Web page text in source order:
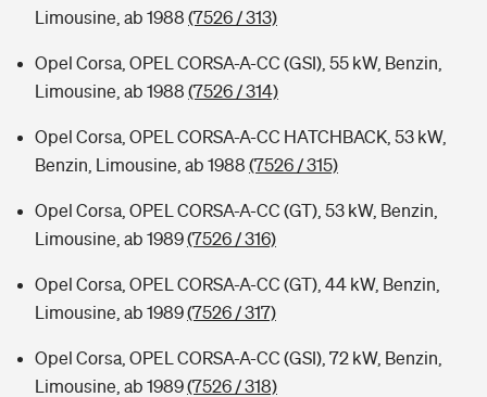
Limousine, ab 1988 (7526 / 313)
Opel Corsa, OPEL CORSA-A-CC (GSI), 55 kW, Benzin,
Limousine, ab 1988 (7526 / 314)
Opel Corsa, OPEL CORSA-A-CC HATCHBACK, 53 kW,
Benzin, Limousine, ab 1988 (7526 / 315)
Opel Corsa, OPEL CORSA-A-CC (GT), 53 kW, Benzin,
Limousine, ab 1989(7526 / 316)
Opel Corsa, OPEL CORSA-A-CC (GT), 44 kW, Benzin,
Limousine, ab 1989(7526 / 317)
Opel Corsa, OPEL CORSA-A-CC (GSI), 72 kW, Benzin,
Limousine, ab 1989(7526 / 318)